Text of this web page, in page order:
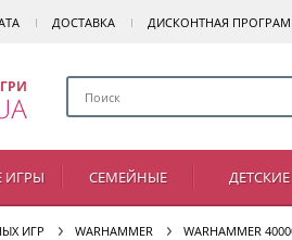
ДОСТАВКА ДИСКОНТНАЯ
ИГРЫ СЕМЕЙНЫЕ ДЕТСКИЕ
ИГР WARHAMMER WARHAMMER